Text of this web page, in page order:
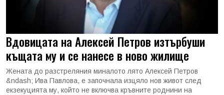
Вдовицата на Алексей Петров изтърбуши
къщата му и се нанесе в ново жилище
Жената до разстреляния миналото лято Алексей Петров
&ndash; Ива Павлова, е започнала изцяло нов живот след
екзекуцията му, който не включва кръвните роднини на